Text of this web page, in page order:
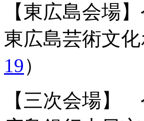
【東広島会場
東広島芸術文
19）
【三次会場】